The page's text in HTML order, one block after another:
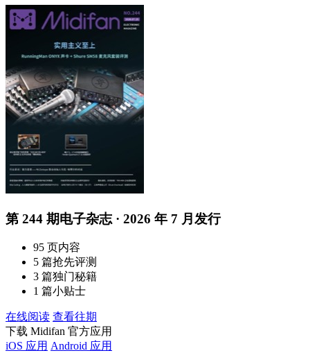
第 244 期电子杂志 · 2026 年 7 月发行
95 页内容
5 篇抢先评测
3 篇独门秘籍
1 篇小贴士
在线阅读 查看往期
下载 Midifan 官方应用
iOS 应用 Android 应用